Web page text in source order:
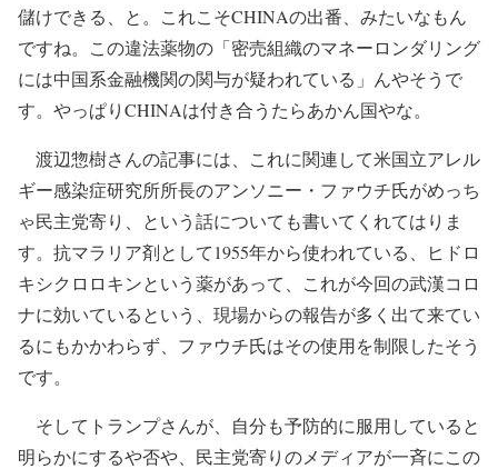
儲けできる、と。これこそCHINAの出番、みたいなもん
ですね。この違法薬物の「密売組織のマネーロンダリング
には中国系金融機関の関与が疑われている」んやそうで
す。やっぱりCHINAは付き合うたらあかん国やな。
渡辺惣樹さんの記事には、これに関連して米国立アレル
ギー感染症研究所所長のアンソニー・ファウチ氏がめっち
ゃ民主党寄り、という話についても書いてくれてはりま
す。抗マラリア剤として1955年から使われている、ヒドロ
キシクロロキンという薬があって、これが今回の武漢コロ
ナに効いているという、現場からの報告が多く出て来てい
るにもかかわらず、ファウチ氏はその使用を制限したそう
です。
そしてトランプさんが、自分も予防的に服用していると
明らかにするや否や、民主党寄りのメディアが一斉にこの